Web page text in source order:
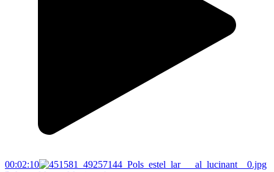
00:02:10